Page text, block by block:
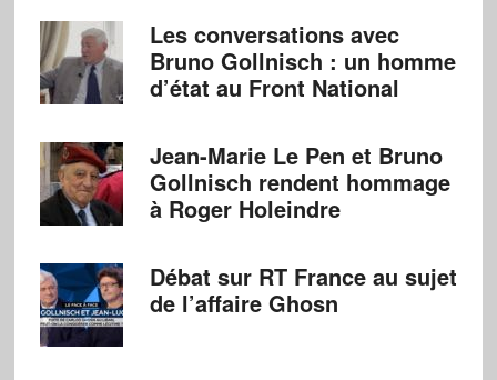
Les conversations avec
Bruno Gollnisch : un homme
d’état au Front National
Jean-Marie Le Pen et Bruno
Gollnisch rendent hommage
à Roger Holeindre
Débat sur RT France au sujet
de l’affaire Ghosn